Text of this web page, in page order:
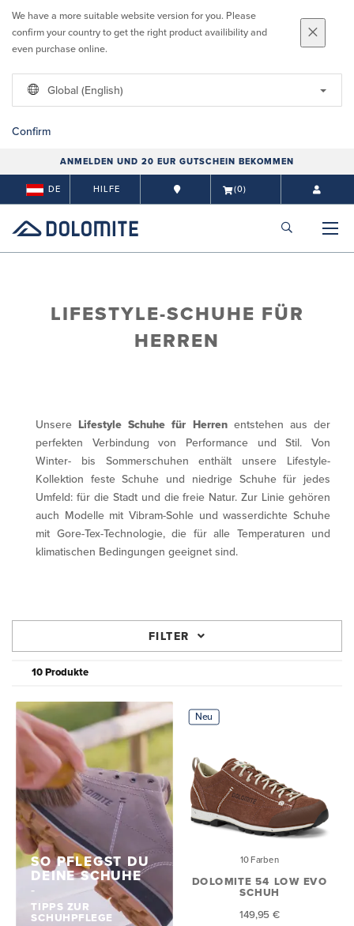
We have a more suitable website version for you. Please
confirm your country to get the right product availibility and
even purchase online.
Global (English)
Confirm
ANMELDEN UND 20 EUR GUTSCHEIN BEKOMMEN
DE HILFE (0)
LIFESTYLE-SCHUHE FÜR
HERREN
UnsereLifestyle Schuhe für Herrenentstehen aus der
perfekten Verbindung von Performance und Stil. Von
Winter- bis Sommerschuhen enthält unsere Lifestyle-
Kollektion feste Schuhe und niedrige Schuhe für jedes
Umfeld: für die Stadt und die freie Natur. Zur Linie gehören
auch Modelle mit Vibram-Sohle und wasserdichte Schuhe
mit Gore-Tex-Technologie, die für alle Temperaturen und
klimatischen Bedingungen geeignet sind.
FILTER
10 Produkte
SO PFLEGST DU
DEINE SCHUHE
TIPPS ZUR
SCHUHPFLEGE
Neu
10 Farben
DOLOMITE 54 LOW EVO
SCHUH
149,95 €